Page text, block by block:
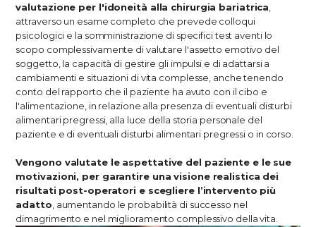
valutazione per l'idoneità alla chirurgia bariatrica
attraverso un esame completo che prevede colloqui
psicologici e la somministrazione di specifici test aventi lo
scopo complessivamente di valutare l'assetto emotivo del
soggetto, la capacità di gestire gli impulsi e di adattarsi a
cambiamenti e situazioni di vita complesse, anche tenendo
conto del rapporto che il paziente ha avuto con il cibo e
l'alimentazione, in relazione alla presenza di eventuali disturbi
alimentari pregressi, alla luce della storia personale del
paziente e di eventuali disturbi alimentari pregressi o in corso.
Vengono valutate le aspettative del paziente e le sue
motivazioni, per garantire una visione realistica dei
risultati post-operatori e scegliere l’intervento più
adatto , aumentando le probabilità di successo nel
dimagrimento e nel miglioramento complessivo della vita.